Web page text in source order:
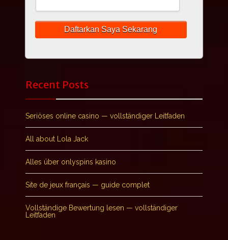
Recent Posts
Seriöses online casino — vollständiger Leitfaden
All about Lola Jack
Alles über onlyspins kasino
Site de jeux français — guide complet
Vollständige Bewertung lesen — vollständiger
Leitfaden